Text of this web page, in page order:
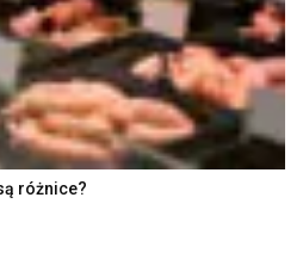
różnice?